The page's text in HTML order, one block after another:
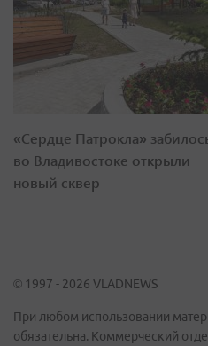
«Сердце Патрокла»
во Владивостоке открыли
новый сквер
© 1997 - 2026 VLADNEWS
При любом использовании
обязательна. Коммерческий